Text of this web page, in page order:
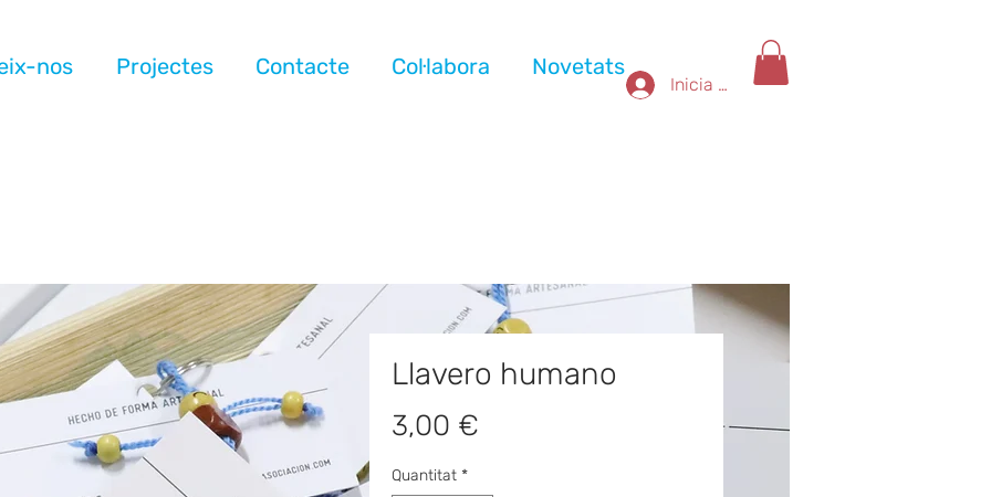
nos Projectes Contacte Col·labora Novetats
Inicia la sessió
Llavero humano
3,00 €
Quantitat *